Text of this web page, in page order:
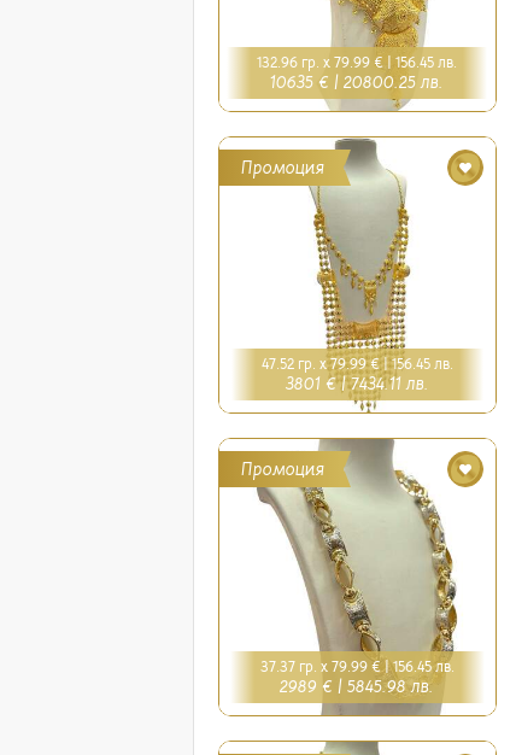
132.96 гр. x 79.99 € |156.45 лв.
10635 € |20800.25 лв.
Промоция
47.52 гр. x 79.99 € |156.45 лв.
3801 € |7434.11 лв.
Промоция
37.37 гр. x 79.99 € |156.45 лв.
2989 € |5845.98 лв.